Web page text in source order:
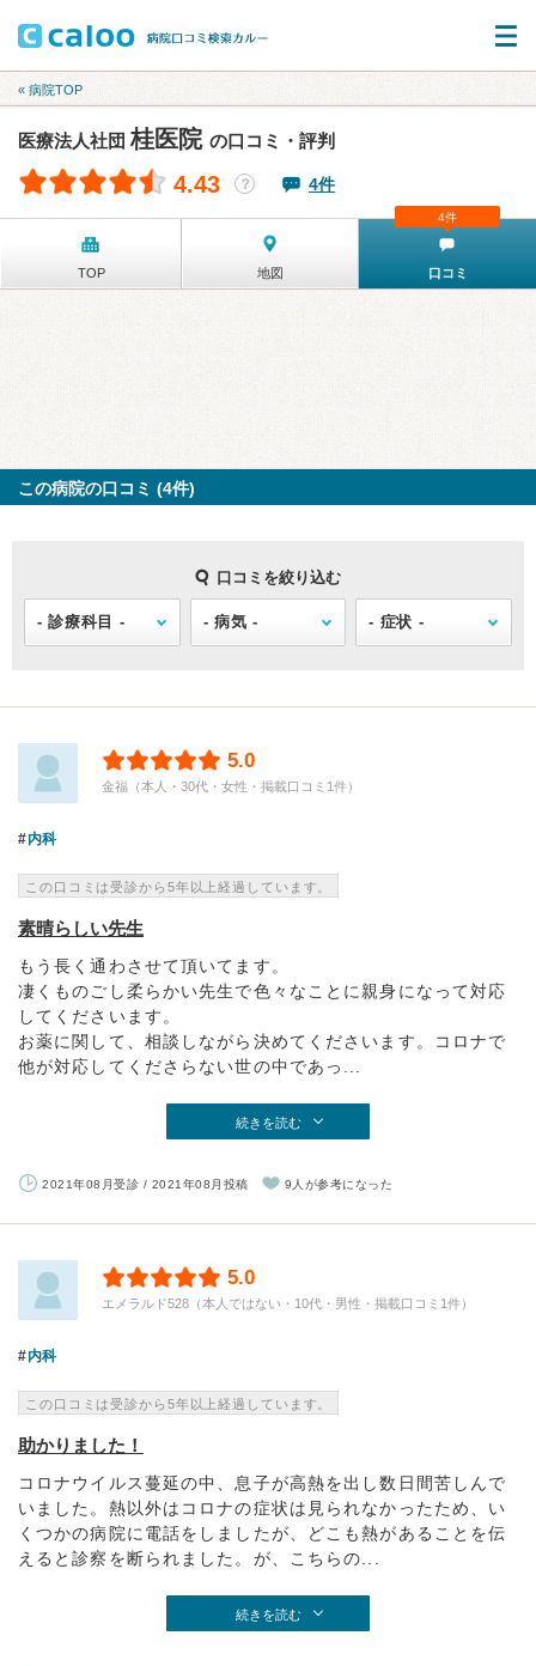
« 病院TOP
医療法人社団桂医院 の口コミ・評判
4.43 ？ 4件
TOP 地図 口コミ
4件
この病院の口コミ (4件)
口コミを絞り込む
5.0
金福（本人・30代・女性・掲載口コミ1件）
内科
この口コミは受診から5年以上経過しています。
素晴らしい先生
もう長く通わさせて頂いてます。
凄くものごし柔らかい先生で色々なことに親身になって対応
してくださいます。
お薬に関して、相談しながら決めてくださいます。コロナで
他が対応してくださらない世の中であっ...
続きを読む
2021年08月受診 / 2021年08月投稿 9人が参考になった
5.0
エメラルド528（本人ではない・10代・男性・掲載口コミ1件）
内科
この口コミは受診から5年以上経過しています。
助かりました！
コロナウイルス蔓延の中、息子が高熱を出し数日間苦しんで
いました。熱以外はコロナの症状は見られなかったため、い
くつかの病院に電話をしましたが、どこも熱があることを伝
えると診察を断られました。が、こちらの...
続きを読む